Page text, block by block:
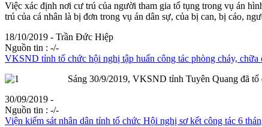
Việc xác định nơi cư trú của người tham gia tố tụng trong vụ án
trú của cá nhân là bị đơn trong vụ án dân sự, của bị can, bị cáo,
18/10/2019 - Trần Đức Hiệp
Nguồn tin : -/-
VKSND tỉnh tổ chức hội nghị tập huấn công tác phòng cháy, chữa
Sáng 30/9/2019, VKSND tỉnh Tuyên Quang đã
30/09/2019 -
Nguồn tin : -/-
Viện kiểm sát nhân dân tỉnh tổ chức Hội nghị sơ kết công tác 6